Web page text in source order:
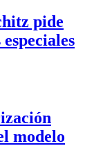
pide
modelo